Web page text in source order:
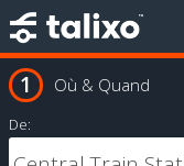
Où & Quand
De: